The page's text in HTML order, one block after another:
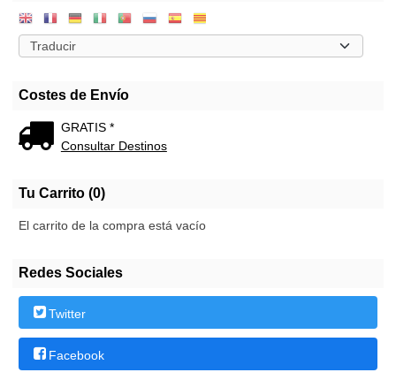
Costes de Envío
GRATIS *
Consultar Destinos
Tu Carrito (0)
El carrito de la compra está vacío
Redes Sociales
Twitter
Facebook